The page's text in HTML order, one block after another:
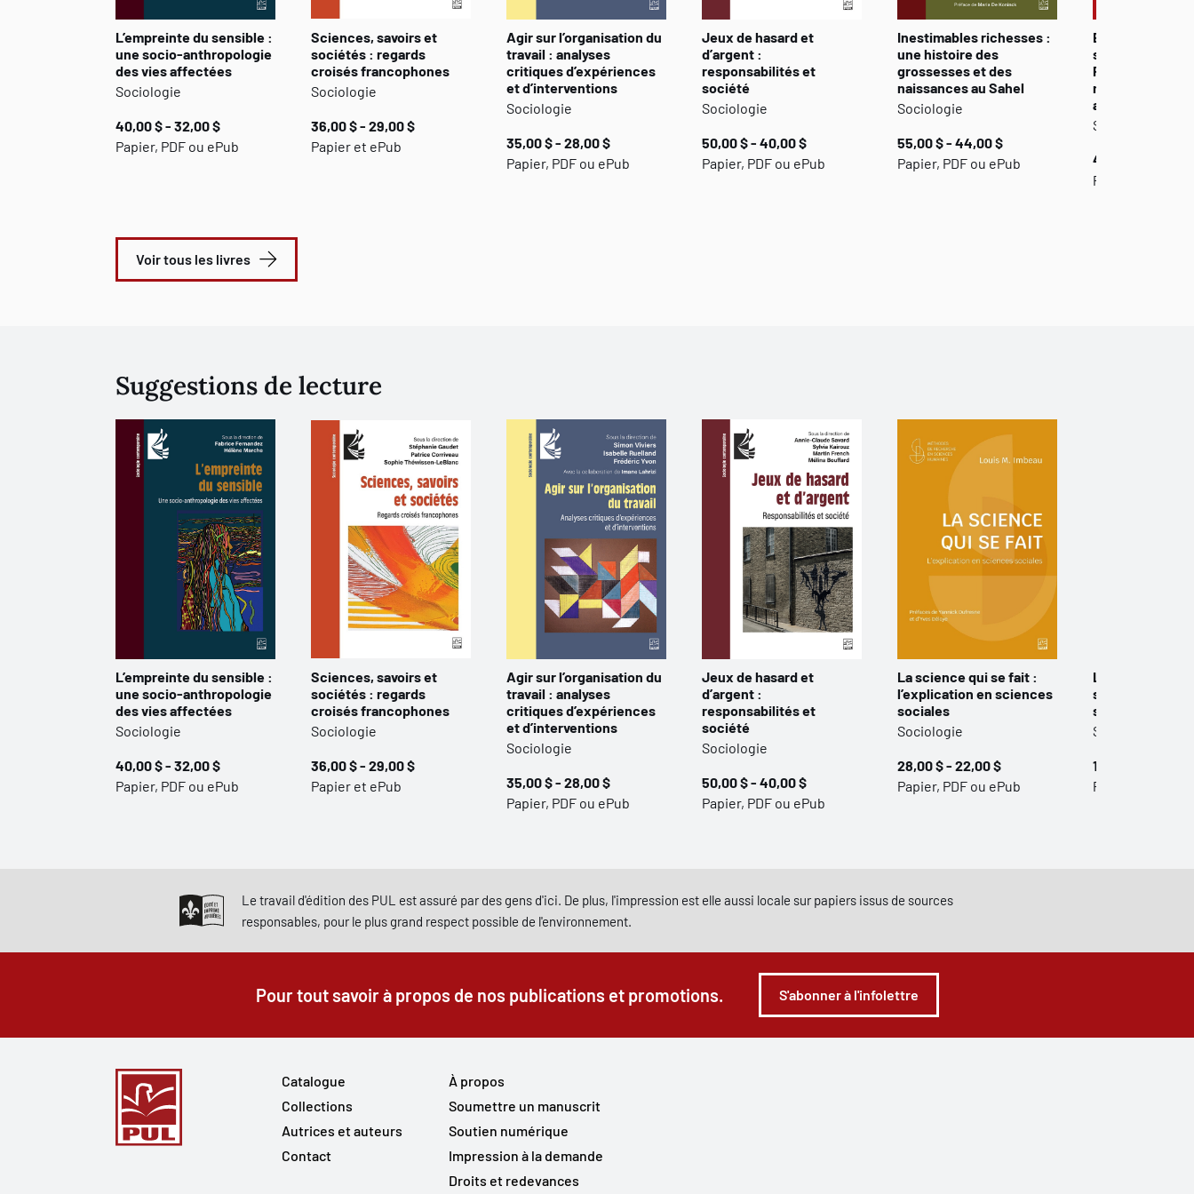
L’empreinte du sensible :
une socio-anthropologie
des vies affectées
Sociologie
40,00 $ - 32,00 $
Papier, PDF ou ePub
Sciences, savoirs et
sociétés : regards
croisés francophones
Sociologie
36,00 $ - 29,00 $
Papier et ePub
Agir sur l’organisation du
travail : analyses
critiques d’expériences
et d’interventions
Sociologie
35,00 $ - 28,00 $
Papier, PDF ou ePub
Jeux de hasard et
d’argent :
responsabilités et
société
Sociologie
50,00 $ - 40,00 $
Papier, PDF ou ePub
Inestimables richesses :
une histoire des
grossesses et des
naissances au Sahel
Sociologie
55,00 $ - 44,00 $
Papier, PDF ou ePub
Éclosions et
suicides chez
Premières
milieu
analyse
Sociologie et
42,00 $ - 34,00
Papier, PDF ou
Voir tous les livres
Suggestions de lecture
L’empreinte du sensible :
une socio-anthropologie
des vies affectées
Sociologie
40,00 $ - 32,00 $
Papier, PDF ou ePub
Sciences, savoirs et
sociétés : regards
croisés francophones
Sociologie
36,00 $ - 29,00 $
Papier et ePub
Agir sur l’organisation du
travail : analyses
critiques d’expériences
et d’interventions
Sociologie
35,00 $ - 28,00 $
Papier, PDF ou ePub
Jeux de hasard et
d’argent :
responsabilités et
société
Sociologie
50,00 $ - 40,00 $
Papier, PDF ou ePub
La science qui se fait :
l’explication en sciences
sociales
Sociologie
28,00 $ - 22,00 $
Papier, PDF ou ePub
Le fossé des
santé : la face
système de
Sociologie
19,95 $ - 15,95 $
Papier, PDF ou
Le travail d'édition des PUL est assuré par des gens d'ici. De plus, l'impression est elle aussi locale sur papiers issus de sources
responsables, pour le plus grand respect possible de l'environnement.
Pour tout savoir à propos de nos publications et promotions. S'abonner à l'infolettre
Catalogue
Collections
Autrices et auteurs
Contact
À propos
Soumettre un manuscrit
Soutien numérique
Impression à la demande
Droits et redevances